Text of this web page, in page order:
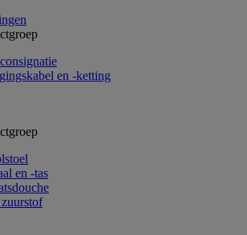
en -ketting
en -tas